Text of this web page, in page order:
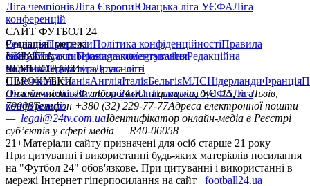
Ліга чемпіонівЛіга ЄвропиЮнацька ліга УЄФАЛіга
конференцій
САЙТ ФУТБОЛ 24
РедакціяПрогнозиПолітика конфіденційностіПравила
сайтуКонтактиПравила коментуванняРедакційна
політикаСтруктура власності
Соціальні мережі
facebookxyoutubeinstagramtelegramviber
УКРАЇНА
УкраїнаПерша лігаДруга ліга
ЧЕМПІОНАТИ
НімеччинаІспаніяАнгліяІталіяБельгіяМЛСНідерландиФранція
ЄВРОКУБКИ
Ліга чемпіонівЛіга ЄвропиЮнацька ліга УЄФАЛіга
конференцій
Онлайн-медіа «Футбол 24»пл. Галицька, буд. 15, м. Львів,
79008Телефон +380 (32) 229-77-77Адреса електронної пошти
— legal@24tv.com.uaІдентифікатор онлайн-медіа в Реєстрі
суб’єктів у сфері медіа — R40-06058
21+Матеріали сайту призначені для осіб старше 21 року
При цитуванні і використанні будь-яких матеріалів посилання
на "Футбол 24" обов'язкове. При цитуванні і використанні в
мережі Інтернет гіперпосилання на сайт
football24.ua